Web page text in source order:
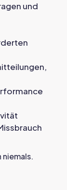
und
niemals.